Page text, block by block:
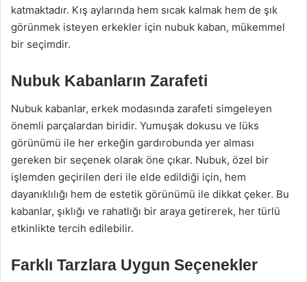
katmaktadır. Kış aylarında hem sıcak kalmak hem de şık
görünmek isteyen erkekler için nubuk kaban, mükemmel
bir seçimdir.
Nubuk Kabanların Zarafeti
Nubuk kabanlar, erkek modasında zarafeti simgeleyen
önemli parçalardan biridir. Yumuşak dokusu ve lüks
görünümü ile her erkeğin gardırobunda yer alması
gereken bir seçenek olarak öne çıkar. Nubuk, özel bir
işlemden geçirilen deri ile elde edildiği için, hem
dayanıklılığı hem de estetik görünümü ile dikkat çeker. Bu
kabanlar, şıklığı ve rahatlığı bir araya getirerek, her türlü
etkinlikte tercih edilebilir.
Farklı Tarzlara Uygun Seçenekler